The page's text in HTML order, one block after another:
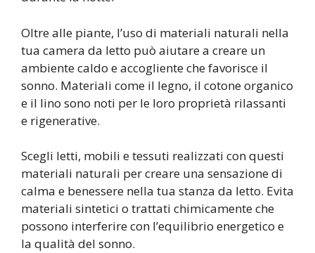
Oltre alle piante, l’uso di materiali naturali nella
tua camera da letto può aiutare a creare un
ambiente caldo e accogliente che favorisce il
sonno. Materiali come il legno, il cotone organico
e il lino sono noti per le loro proprietà rilassanti
e rigenerative.
Scegli letti, mobili e tessuti realizzati con questi
materiali naturali per creare una sensazione di
calma e benessere nella tua stanza da letto. Evita
materiali sintetici o trattati chimicamente che
possono interferire con l’equilibrio energetico e
la qualità del sonno.